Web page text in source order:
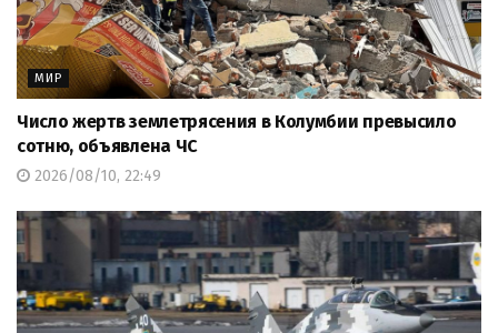
МИР
Число жертв землетрясения в Колумбии превысило
сотню, объявлена ЧС
2026/08/10, 22:49